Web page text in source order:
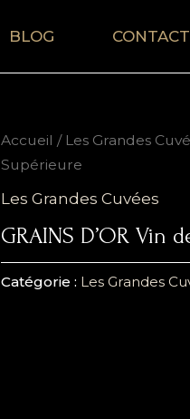
BLOG CONTACT
Accueil / Les Grandes
Supérieure
Les Grandes Cuvées
GRAINS D’OR Vin
Catégorie : Les Grandes